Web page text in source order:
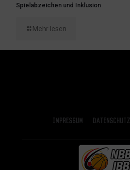
Spielabzeichen und Inklusion
Mehr lesen
Impressum Datenschutz